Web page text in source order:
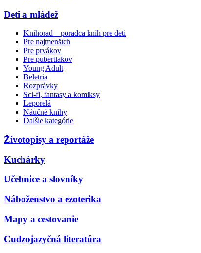
Deti a mládež
Knihorad – poradca kníh pre deti
Pre najmenších
Pre prvákov
Pre pubertiakov
Young Adult
Beletria
Rozprávky
Sci-fi, fantasy a komiksy
Leporelá
Náučné knihy
Ďalšie kategórie
Životopisy a reportáže
Kuchárky
Učebnice a slovníky
Náboženstvo a ezoterika
Mapy a cestovanie
Cudzojazyčná literatúra